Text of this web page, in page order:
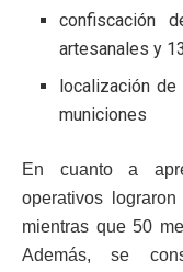
confiscación
artesanales y
localización
municiones
En cuanto a
operativos
mientras que 50
Además, se